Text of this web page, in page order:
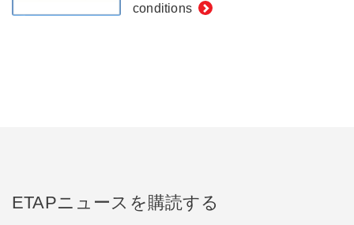
conditions
ETAPニュースを購読する